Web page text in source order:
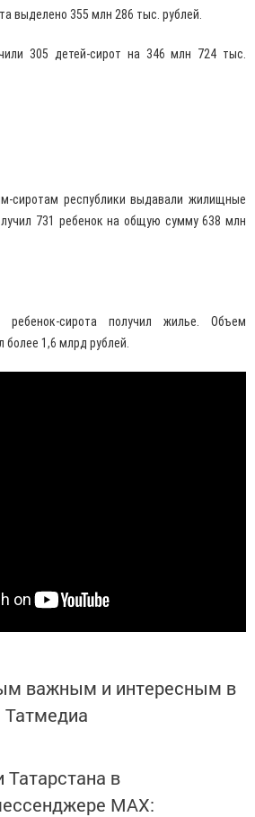
выделено 355 млн 286 тыс. рублей.
305 детей-сирот на 346 млн 724 тыс.
сиротам республики выдавали жилищные
731 ребенок на общую сумму 638 млн
сирота получил жилье. Объем
1,6 млрд рублей.
важным и интересным в
Татмедиа
Татарстана в
MАХ: